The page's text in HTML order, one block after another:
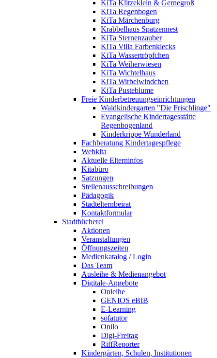
KiTa Klitzeklein & Gernegroß
KiTa Regenbogen
KiTa Märchenburg
Krabbelhaus Spatzennest
KiTa Sternenzauber
KiTa Villa Farbenklecks
KiTa Wassertröpfchen
KiTa Weiherwiesen
KiTa Wichtelhaus
KiTa Wirbelwindchen
KiTa Pusteblume
Freie Kinderbetreuungseinrichtungen
Waldkindergarten "Die Frischlinge"
Evangelische Kindertagesstätte
Regenbogenland
Kinderkrippe Wunderland
Fachberatung Kindertagespflege
Webkita
Aktuelle Elterninfos
Kitabüro
Satzungen
Stellenausschreibungen
Pädagogik
Stadtelternbeirat
Kontaktformular
Stadtbücherei
Aktionen
Veranstaltungen
Öffnungszeiten
Medienkatalog / Login
Das Team
Ausleihe & Medienangebot
Digitale-Angebote
Onleihe
GENIOS eBIB
E-Learning
sofatutor
Onilo
Digi-Freitag
RiffReporter
Kindergärten, Schulen, Institutionen